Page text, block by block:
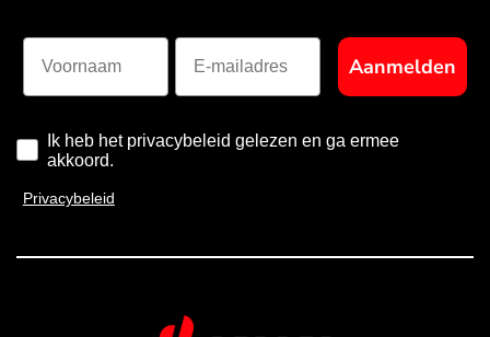
Voornaam
Aanmelden
Ik heb het privacybeleid gelezen en ga ermee
akkoord.
Privacybeleid